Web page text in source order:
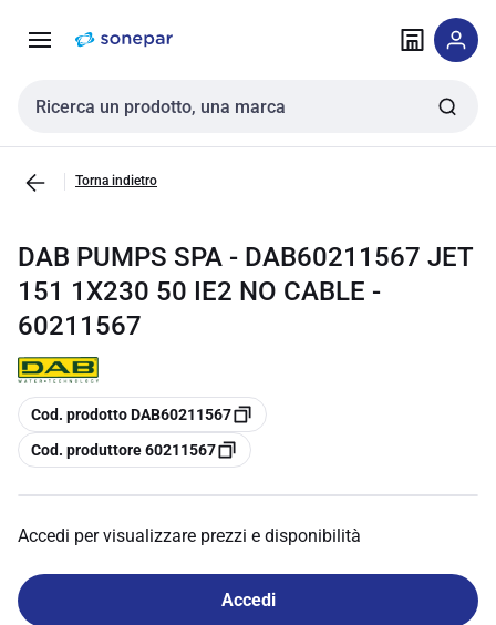
navigazione alla
Cerca input
Torna indietro
DAB PUMPS SPA - DAB60211567 JET
151 1X230 50 IE2 NO CABLE -
60211567
copia
Cod. prodotto DAB60211567
copia
Cod. produttore 60211567
Accedi per visualizzare prezzi e disponibilità
Accedi